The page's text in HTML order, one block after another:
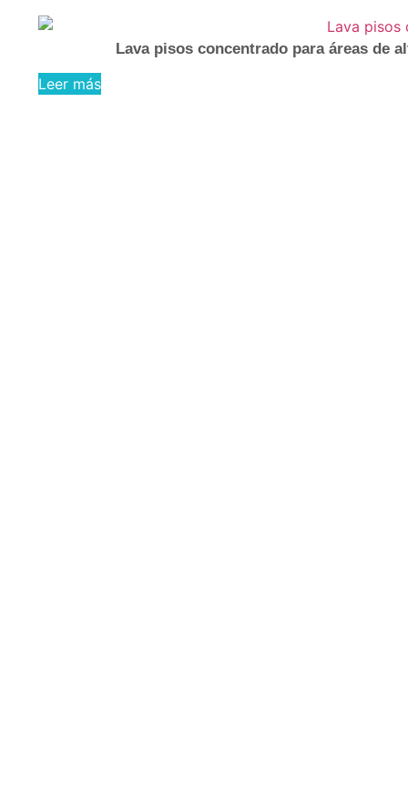
Lava pisos concentrado para áreas de
Leer más